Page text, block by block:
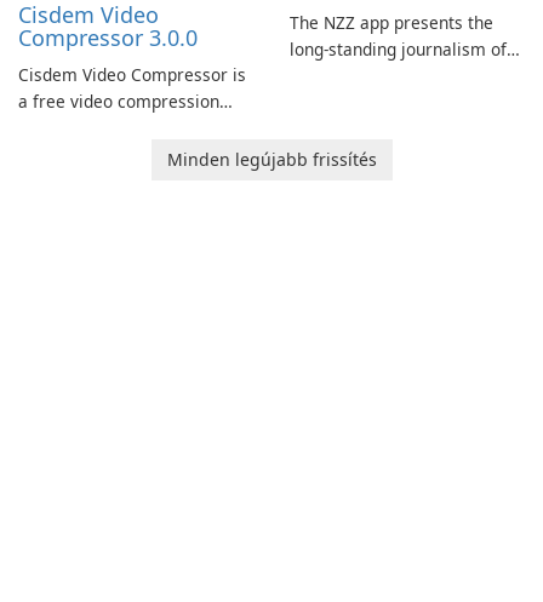
support.
Cisdem Video
Compressor 3.0.0
Cisdem Video Compressor is
a free video compression
users to compress media
The NZZ app presents the
long-standing journalism of
embraces diverse opinion.
Minden legújabb frissítés